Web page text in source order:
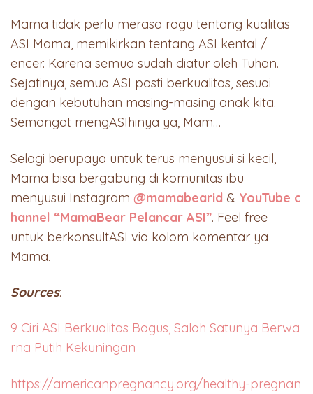
Mama tidak perlu merasa ragu tentang kualitas
ASI Mama, memikirkan tentang ASI kental /
encer. Karena semua sudah diatur oleh Tuhan.
Sejatinya, semua ASI pasti berkualitas, sesuai
dengan kebutuhan masing-masing anak kita.
Semangat mengASIhinya ya, Mam…
Selagi berupaya untuk terus menyusui si kecil,
Mama bisa bergabung di komunitas ibu
menyusui Instagram @mamabearid & YouTube c
hannel “MamaBear Pelancar ASI”. Feel free
untuk berkonsultASI via kolom komentar ya
Mama.
Sources:
9 Ciri ASI Berkualitas Bagus, Salah Satunya Berwa
rna Putih Kekuningan
https://americanpregnancy.org/healthy-pregnan